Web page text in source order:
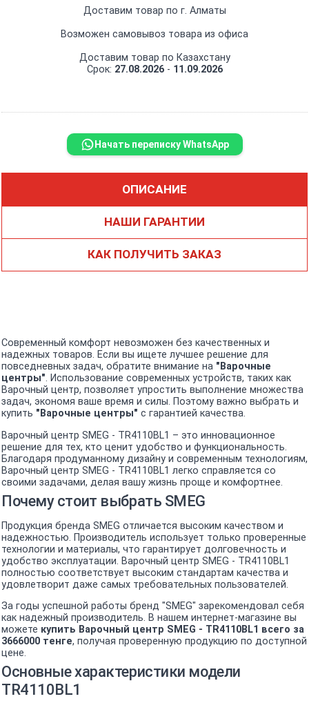
Доставим товар по г. Алматы
Возможен самовывоз товара из офиса
Доставим товар по Казахстану
Срок: 27.08.2026- 11.09.2026
Начать переписку WhatsApp
ОПИСАНИЕ
НАШИ ГАРАНТИИ
КАК ПОЛУЧИТЬ ЗАКАЗ
Современный комфорт невозможен без качественных и
надежных товаров. Если вы ищете лучшее решение для
повседневных задач, обратите внимание на "Варочные
центры". Использование современных устройств, таких как
Варочный центр, позволяет упростить выполнение множества
задач, экономя ваше время и силы. Поэтому важно выбрать и
купить "Варочные центры" с гарантией качества.
Варочный центр SMEG - TR4110BL1 – это инновационное
решение для тех, кто ценит удобство и функциональность.
Благодаря продуманному дизайну и современным технологиям,
Варочный центр SMEG - TR4110BL1 легко справляется со
своими задачами, делая вашу жизнь проще и комфортнее.
Почему стоит выбрать SMEG
Продукция бренда SMEG отличается высоким качеством и
надежностью. Производитель использует только проверенные
технологии и материалы, что гарантирует долговечность и
удобство эксплуатации. Варочный центр SMEG - TR4110BL1
полностью соответствует высоким стандартам качества и
удовлетворит даже самых требовательных пользователей.
За годы успешной работы бренд "SMEG" зарекомендовал себя
как надежный производитель. В нашем интернет-магазине вы
можете купить Варочный центр SMEG - TR4110BL1 всего за
3666000 тенге, получая проверенную продукцию по доступной
цене.
Основные характеристики модели
TR4110BL1